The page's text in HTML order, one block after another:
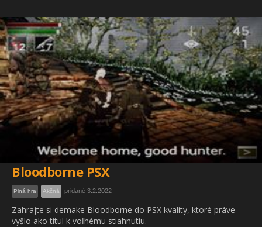
Bloodborne PSX
Plná hra Akčná pridané 3.2.2022
Zahrajte si demake Bloodborne do PSX kvality, ktoré práve
vyšlo ako titul k voľnému stiahnutiu.